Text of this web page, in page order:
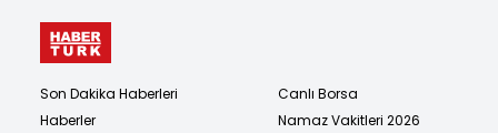
Son Dakika Haberleri
Haberler
Canlı Borsa
Namaz Vakitleri 2026